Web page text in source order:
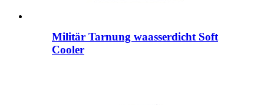
Militär Tarnung waasserdicht Soft
Cooler